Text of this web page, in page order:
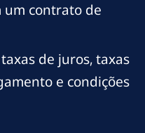
um contrato de
de juros, taxas
e condições